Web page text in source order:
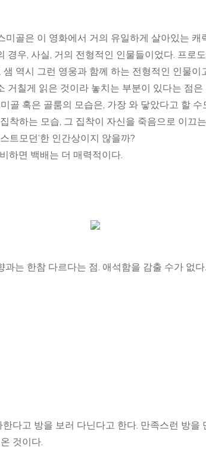
미골은 이 영화에서 거의 유일하게 살아있는 캐
경우, 사실, 거의 전형적인 인물들이었다. 프로
역시 그런 영웅과 함께 하는 전형적인 인물이
거칠게 읽은 것이라 놓치는 부분이 있다는 점은
골 혹은 골룸의 모습은, 가장 와 닿았다고 할 수
착하는 모습, 그 집착이 자신을 죽음으로 이끄
트모던’한 인간상이지 않을까?
하면 백배는 더 매력적이다.
는 한참 다르다는 점. 애석함을 감출 수가 없
다고 방을 보러 다닌다고 한다. 만족스런 방을
것이다.